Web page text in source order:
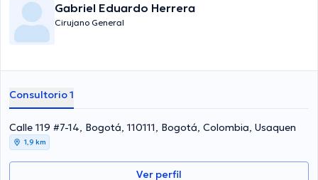
Gabriel Eduardo Herrera
Cirujano General
Consultorio 1
Calle 119 #7-14, Bogotá, 110111, Bogotá, Colombia, Usaquen
1,9 km
Ver perfil